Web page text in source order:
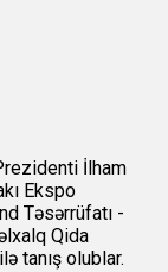
İlham
Ekspo
Təsərrüfatı -
Qida
tanış olublar.